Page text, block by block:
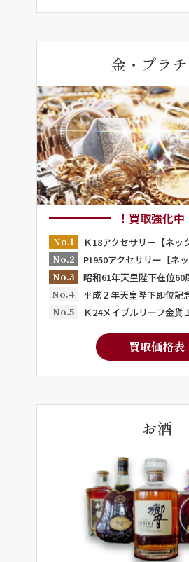
金・プラ
！買取強化中
No.1
Ｋ18アクセサリー【ネッ
No.2
Pt950アクセサリー【ネ
No.3
昭和61年天皇陛下在位60
No.4
平成２年天皇陛下即位記
No.5
Ｋ24メイプルリーフ金貨
買取価格表
お酒